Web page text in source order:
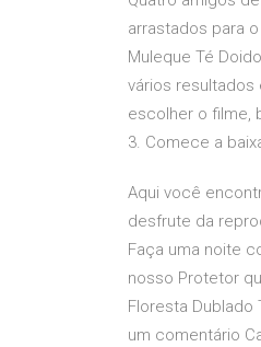
arrastados para
Muleque Té
vários resultados
escolher o filme,
3. Comece a
Aqui você
desfrute da
Faça uma noite
nosso Protetor
Floresta Dublado
um comentário